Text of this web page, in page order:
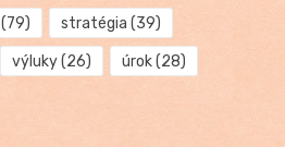
(79) stratégia (39)
výluky(26) úrok(28)